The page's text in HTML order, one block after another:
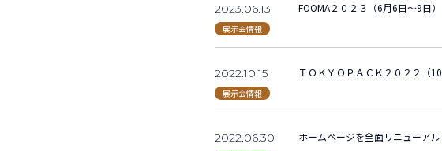
2023.06.13
展示会情報
FOOMA２０２３（6月6日～9日）
2022.10.15
展示会情報
ＴＯＫＹＯＰＡＣＫ２０２２（
2022.06.30 ホームページを全面リニューア